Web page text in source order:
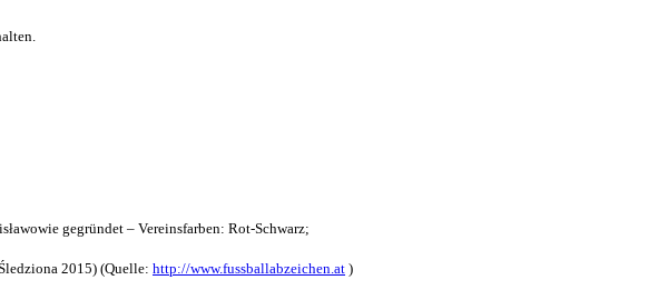
gegründet – Vereinsfarben: Rot-Schwarz;
2015) (Quelle: http://www.fussballabzeichen.at )